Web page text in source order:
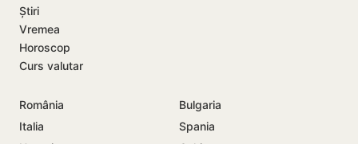
Știri
Vremea
Horoscop
Curs valutar
România
Bulgaria
Italia
Spania